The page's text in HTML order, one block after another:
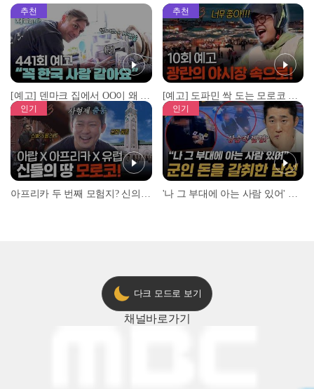
추천
[예고] 덴마크 집에서 OO이 왜 나와...? 이상할 정도로 한국을 사랑하는 우리 형을 제보합니다!
추천
[예고] 도파민 싹 도는 모로코 야시장 투어!
인기 인기
다크 모드로 보기
채널바로가기